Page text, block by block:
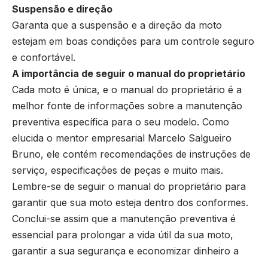
Suspensão e direção
Garanta que a suspensão e a direção da moto
estejam em boas condições para um controle seguro
e confortável.
A importância de seguir o manual do proprietário
Cada moto é única, e o manual do proprietário é a
melhor fonte de informações sobre a manutenção
preventiva específica para o seu modelo. Como
elucida o mentor empresarial Marcelo Salgueiro
Bruno, ele contém recomendações de instruções de
serviço, especificações de peças e muito mais.
Lembre-se de seguir o manual do proprietário para
garantir que sua moto esteja dentro dos conformes.
Conclui-se assim que a manutenção preventiva é
essencial para prolongar a vida útil da sua moto,
garantir a sua segurança e economizar dinheiro a